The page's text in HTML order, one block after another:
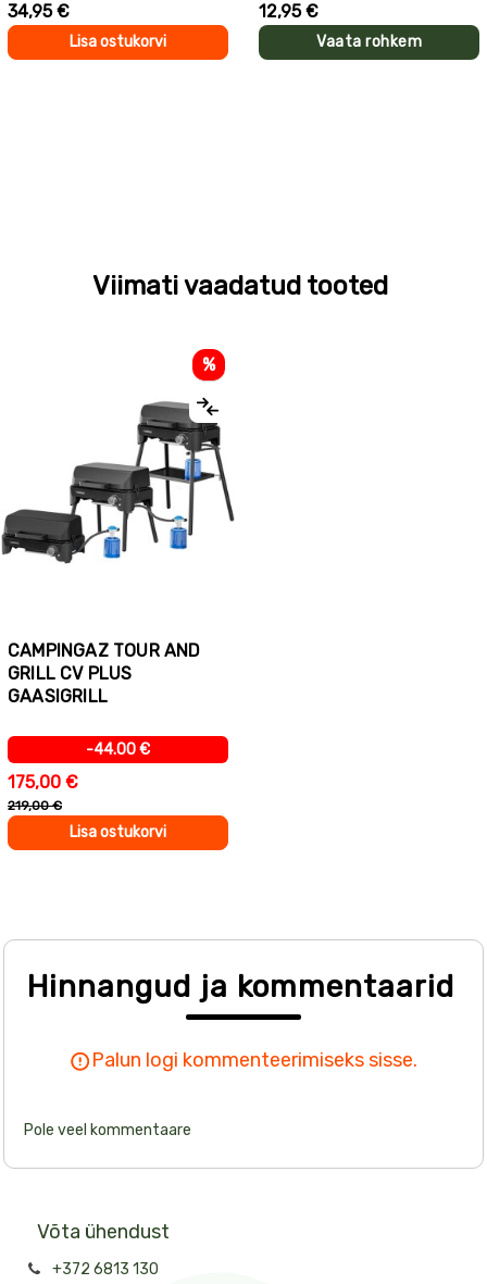
34,95 €
Lisa ostukorvi
12,95 €
Vaata rohkem
Viimati vaadatud tooted
%
CAMPINGAZ TOUR AND
GRILL CV PLUS
GAASIGRILL
-44.00 €
175,00 €
219,00 €
Lisa ostukorvi
Hinnangud ja kommentaarid
Palun logi kommenteerimiseks sisse.
Pole veel kommentaare
Võta ühendust
+372 6813 130